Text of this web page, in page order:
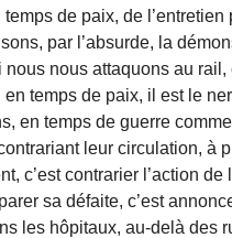
de paix, de l’entretien
par l’absurde, la
nous attaquons au rail,
temps de paix, il est le
en temps de guerre
leur circulation, à
c’est contrarier l’action de
sa défaite, c’est
les hôpitaux, au-delà des